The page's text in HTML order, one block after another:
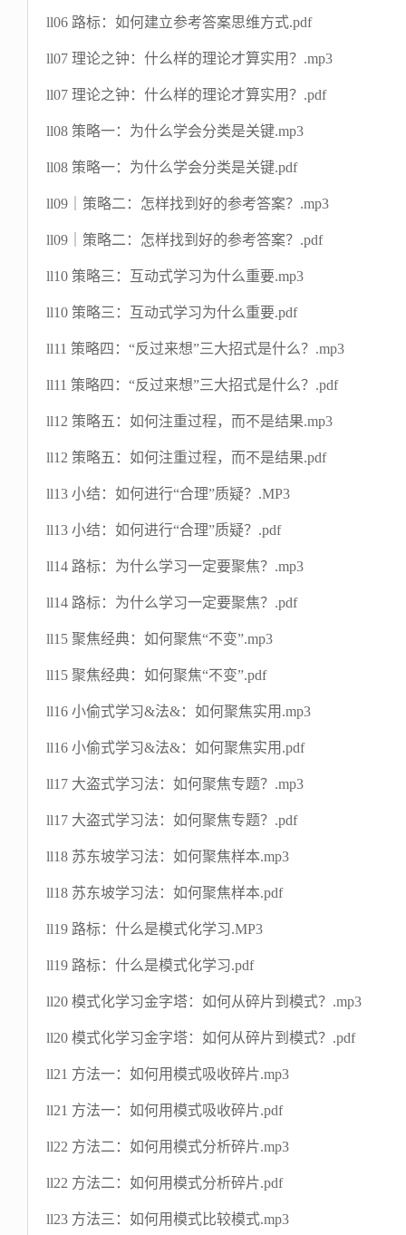
ll06 路标：如何建立参考答案思维方式.pdf
ll07 理论之钟：什么样的理论才算实用？.mp3
ll07 理论之钟：什么样的理论才算实用？.pdf
ll08 策略一：为什么学会分类是关键.mp3
ll08 策略一：为什么学会分类是关键.pdf
ll09｜策略二：怎样找到好的参考答案？.mp3
ll09｜策略二：怎样找到好的参考答案？.pdf
ll10 策略三：互动式学习为什么重要.mp3
ll10 策略三：互动式学习为什么重要.pdf
ll11 策略四：“反过来想”三大招式是什么？.mp3
ll11 策略四：“反过来想”三大招式是什么？.pdf
ll12 策略五：如何注重过程，而不是结果.mp3
ll12 策略五：如何注重过程，而不是结果.pdf
ll13 小结：如何进行“合理”质疑？.MP3
ll13 小结：如何进行“合理”质疑？.pdf
ll14 路标：为什么学习一定要聚焦？.mp3
ll14 路标：为什么学习一定要聚焦？.pdf
ll15 聚焦经典：如何聚焦“不变”.mp3
ll15 聚焦经典：如何聚焦“不变”.pdf
ll16 小偷式学习&法&：如何聚焦实用.mp3
ll16 小偷式学习&法&：如何聚焦实用.pdf
ll17 大盗式学习法：如何聚焦专题？.mp3
ll17 大盗式学习法：如何聚焦专题？.pdf
ll18 苏东坡学习法：如何聚焦样本.mp3
ll18 苏东坡学习法：如何聚焦样本.pdf
ll19 路标：什么是模式化学习.MP3
ll19 路标：什么是模式化学习.pdf
ll20 模式化学习金字塔：如何从碎片到模式？.mp3
ll20 模式化学习金字塔：如何从碎片到模式？.pdf
ll21 方法一：如何用模式吸收碎片.mp3
ll21 方法一：如何用模式吸收碎片.pdf
ll22 方法二：如何用模式分析碎片.mp3
ll22 方法二：如何用模式分析碎片.pdf
ll23 方法三：如何用模式比较模式.mp3